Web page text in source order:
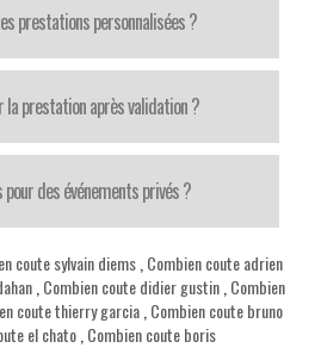
prestations personnalisées ?
prestation après validation ?
pour des événements privés ?
coute sylvain diems, Combien coute adrien
, Combien coute didier gustin, Combien
coute thierry garcia Combien coute bruno
el chato, Combien coute boris